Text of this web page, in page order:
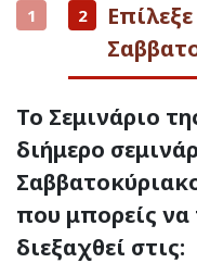
1 2
Το Σεμινάριο
διήμερο
που μπορείς
διεξαχθεί στις: